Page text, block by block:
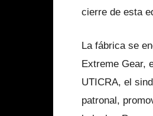
cierre de esta
La fábrica se
Extreme Gear,
UTICRA, el
patronal,